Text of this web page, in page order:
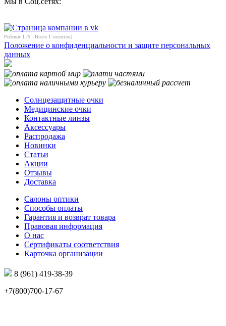
Рейтинг 1 /5 - Всего 1 голос(ов)
Положение о конфиденциальности и защите персональных
данных
Солнцезащитные очки
Медицинские очки
Контактные линзы
Аксессуары
Распродажа
Новинки
Статьи
Акции
Отзывы
Доставка
Салоны оптики
Способы оплаты
Гарантия и возврат товара
Правовая информация
О нас
Сертификаты соответствия
Карточка организации
8 (961) 419-38-39
+7(800)700-17-67